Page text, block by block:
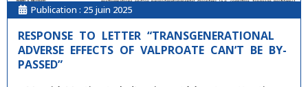
Publication : 25 juin 2025
RESPONSE TO LETTER “TRANSGENERATIONAL
ADVERSE EFFECTS OF VALPROATE CAN’T BE BY-
PASSED”